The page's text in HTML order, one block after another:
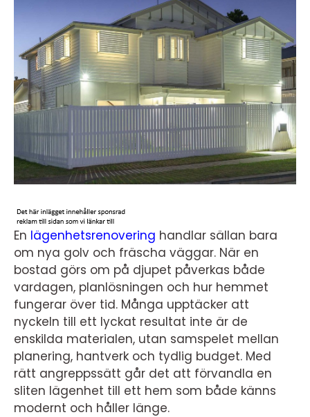
En lägenhetsrenovering handlar sällan bara
om nya golv och fräscha väggar. När en
bostad görs om på djupet påverkas både
vardagen, planlösningen och hur hemmet
fungerar över tid. Många upptäcker att
nyckeln till ett lyckat resultat inte är de
enskilda materialen, utan samspelet mellan
planering, hantverk och tydlig budget. Med
rätt angreppssätt går det att förvandla en
sliten lägenhet till ett hem som både känns
modernt och håller länge.